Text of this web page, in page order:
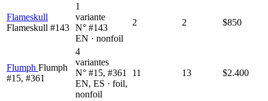
Flameskull
Flameskull #143
1
variante
N° #143
EN · nonfoil
2 2 $850
Flumph Flumph
#15, #361
4
variantes
N° #15, #361
EN, ES · foil,
nonfoil
11 13 $2.400